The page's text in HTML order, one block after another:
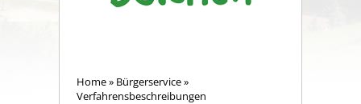
Home» Bürgerservice»
Verfahrensbeschreibungen